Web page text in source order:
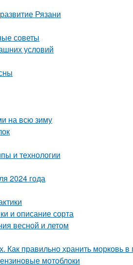
Рязани
советы
условий
на всю зиму
и технологии
2024 года
и описание сорта
весной и летом
Как правильно хранить морковь в
мотоблоки